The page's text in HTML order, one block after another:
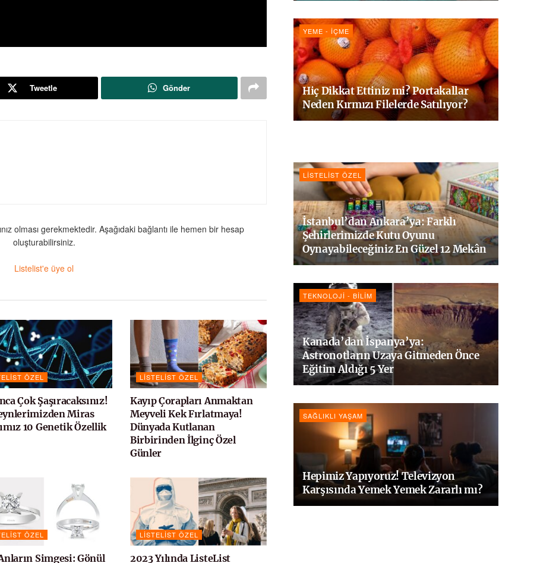
Tweetle Gönder
olması gerekmektedir. Aşağıdaki bağlantı ile hemen bir hesap
oluşturabilirsiniz.
Listelist'e üye ol
ÖZEL
Çok Şaşıracaksınız!
Miras
10 Genetik Özellik
LISTELIST ÖZEL
Kayıp Çorapları Anmaktan
Meyveli Kek Fırlatmaya!
Dünyada Kutlanan
Birbirinden İlginç Özel
Günler
ÖZEL
Simgesi: Gönül
LISTELIST ÖZEL
2023 Yılında ListeList
YEME - İÇME
Hiç Dikkat Ettiniz mi? Portakallar
Neden Kırmızı Filelerde Satılıyor?
LISTELIST ÖZEL
İstanbul’dan Ankara’ya: Farklı
Şehirlerimizde Kutu Oyunu
Oynayabileceğiniz En Güzel 12 Mekân
TEKNOLOJI - BILIM
Kanada’dan İspanya’ya:
Astronotların Uzaya Gitmeden Önce
Eğitim Aldığı 5 Yer
SAĞLIKLI YAŞAM
Hepimiz Yapıyoruz! Televizyon
Karşısında Yemek Yemek Zararlı mı?